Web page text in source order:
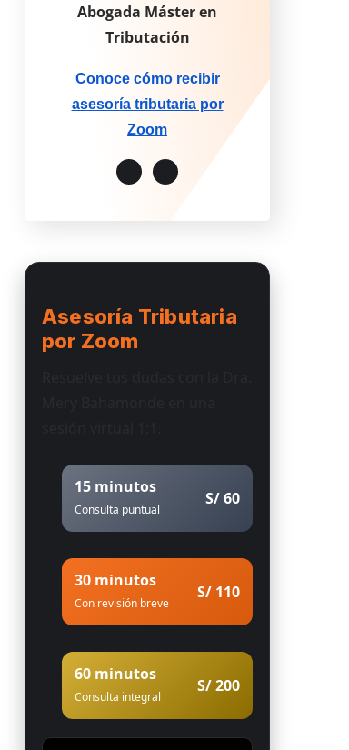
Abogada Máster en
Tributación
Conoce cómo recibir
asesoría tributaria por
Zoom
Asesoría Tributaria
por Zoom
15 minutos
Consulta puntual
S/ 60
30 minutos
Con revisión breve
S/ 110
60 minutos
Consulta integral
S/ 200